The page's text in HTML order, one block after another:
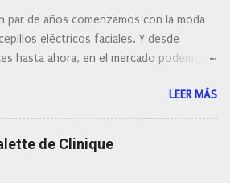
par de años comenzamos con la moda
eléctricos faciales. Y desde
hasta ahora, en el mercado podemos
características, a pilas, a batería,
de rotación o de oscilación... y
de todos los precios. Existe en la
tal variedad, que antes de hacer la
debemos de hacernos unas preguntas:
LEER MÁS
de Clinique